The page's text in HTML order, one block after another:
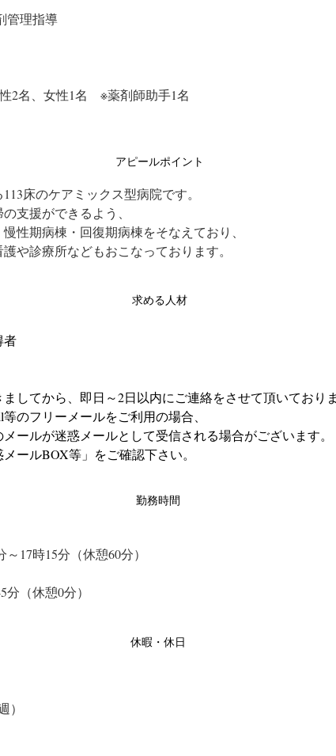
管理指導
2名、女性1名　※薬剤師助手1名
アピールポイント
床のケアミックス型病院です。
支援ができるよう、
性期病棟・回復期病棟をそなえており、
や診療所などもおこなっております。
求める人材
者
してから、即日～2日以内にご連絡をさせて頂いており
のフリーメールをご利用の場合、
ールが迷惑メールとして受信される場合がございます。
ールBOX等」をご確認下さい。
勤務時間
17時15分（休憩60分）
分（休憩0分）
休暇・休日
）